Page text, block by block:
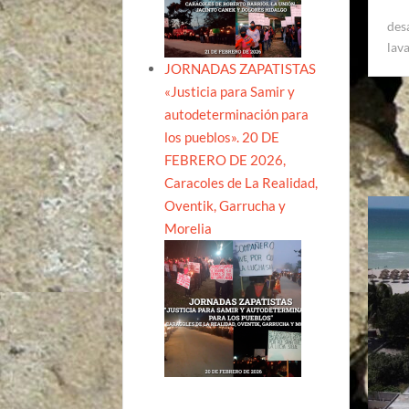
JORNADAS ZAPATISTAS
«Justicia para Samir y
autodeterminación para
los pueblos». 20 DE
FEBRERO DE 2026,
Caracoles de La Realidad,
Oventik, Garrucha y
Morelia